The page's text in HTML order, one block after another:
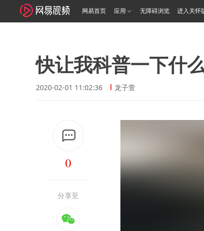
网易首页 应用 无障碍浏览 进入关怀
快让我科普一下什
2020-02-01 11:02:36 龙子萱
0
分享至